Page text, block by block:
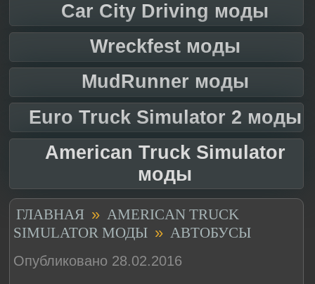
Car City Driving моды
Wreckfest моды
MudRunner моды
Euro Truck Simulator 2 моды
American Truck Simulator
моды
ГЛАВНАЯ » AMERICAN TRUCK
SIMULATOR МОДЫ » АВТОБУСЫ
Опубликовано 28.02.2016